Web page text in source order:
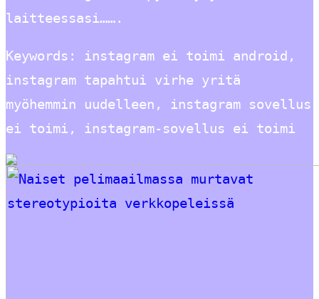
laitteessasi…….
Keywords: instagram ei toimi android,
instagram tapahtui virhe yritä
myöhemmin uudelleen, instagram sovellus
ei toimi, instagram-sovellus ei toimi